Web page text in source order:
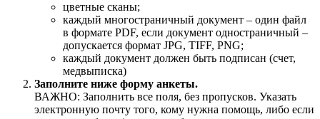
цветные сканы;
каждый многостраничный документ – один файл
в формате PDF, если документ одностраничный –
допускается формат JPG, TIFF, PNG;
каждый документ должен быть подписан (счет,
медвыписка)
Заполните ниже форму анкеты.
ВАЖНО: Заполнить все поля, без пропусков. Указать
электронную почту того, кому нужна помощь, либо если